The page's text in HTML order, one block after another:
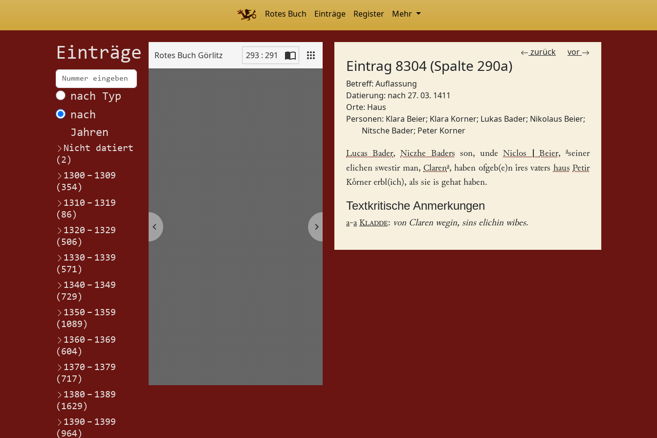
Rotes Buch Einträge Register Mehr
Einträge
nach Typ
nach
Jahren
Nicht datiert
(2)
1300 – 1309
(354)
1310 – 1319
(86)
1320 – 1329
(506)
1330 – 1339
(571)
1340 – 1349
(729)
1350 – 1359
(1089)
1360 – 1369
(604)
1370 – 1379
(717)
1380 – 1389
(1629)
1390 – 1399
(964)
Rotes Buch Görlitz 293 : 291 zurück vor
Eintrag 8304 (Spalte 290a)
Betreff: Auflassung
Datierung: nach 27. 03. 1411
Orte: Haus
Personen: Klara Beier; Klara Korner; Lukas Bader; Nikolaus Beier;
Nitsche Bader; Peter Korner
Lucas Bader,Niczhe Baders son, undeNiclos Beier,aseiner
elichen swestir man, Clarena, haben ofgeb(e)n res vaters haus Petir
Krnererbl(ich), als sie is gehat haben.
Textkritische Anmerkungen
a-a Kladde: von Claren wegin, sins elichin wibes.